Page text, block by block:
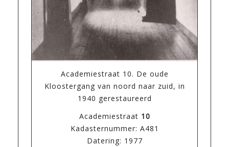
Academiestraat 10. De oude
Kloostergang van noord naar zuid, in
1940 gerestaureerd
Academiestraat 10
Kadasternummer: A481
Datering: 1977